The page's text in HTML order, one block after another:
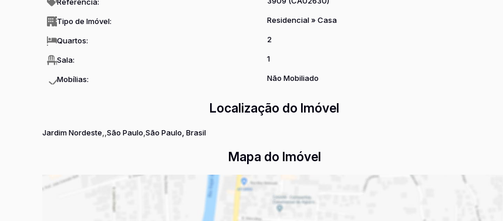
Tipo de Imóvel: Residencial» Casa
Quartos: 2
Sala: 1
Mobílias: Não Mobiliado
Localização do Imóvel
Jardim Nordeste São Paulo São Paulo, Brasil
Mapa do Imóvel